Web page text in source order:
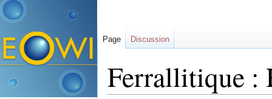
Ferrallitique :
Page Discussion